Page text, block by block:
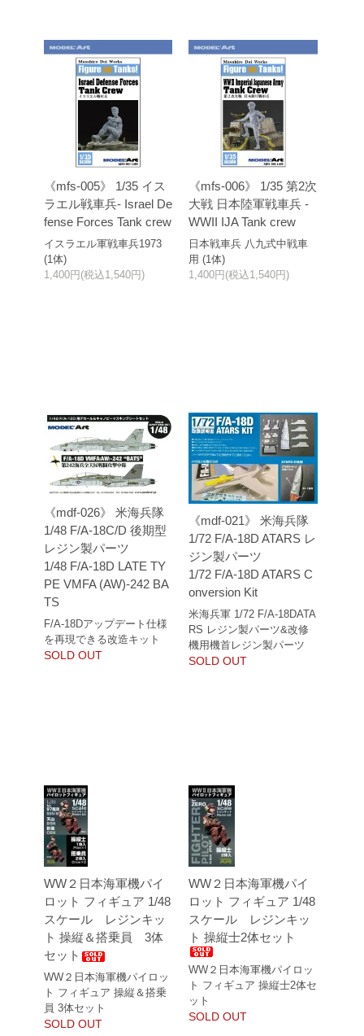
《mfs-005》 1/35 イス
ラエル戦車兵- Israel De
fense Forces Tank crew
イスラエル軍戦車兵1973
(1体)
1,400円(税込1,540円)
《mfs-006》 1/35 第2次
大戦 日本陸軍戦車兵 -
WWII IJA Tank crew
日本戦車兵 八九式中戦車
用 (1体)
1,400円(税込1,540円)
《mdf-026》 米海兵隊
1/48 F/A-18C/D 後期型
レジン製パーツ
1/48 F/A-18D LATE TY
PE VMFA (AW)-242 BA
TS
F/A-18Dアップデート仕様
を再現できる改造キット
SOLD OUT
《mdf-021》 米海兵隊
1/72 F/A-18D ATARS レ
ジン製パーツ
1/72 F/A-18D ATARS C
onversion Kit
米海兵軍 1/72 F/A-18DATA
RS レジン製パーツ&改修
機用機首レジン製パーツ
SOLD OUT
WW２日本海軍機パイ
ロット フィギュア 1/48
スケール レジンキッ
ト 操縦＆搭乗員 3体
セット
WW２日本海軍機パイロッ
ト フィギュア 操縦＆搭乗
員 3体セット
SOLD OUT
WW２日本海軍機パイ
ロット フィギュア 1/48
スケール レジンキッ
ト 操縦士2体セット
WW２日本海軍機パイロッ
ト フィギュア 操縦士2体セ
ット
SOLD OUT